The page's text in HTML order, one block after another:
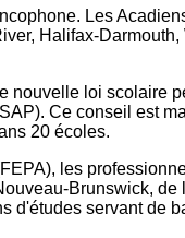
101
Littératie
numérique
Les
Halifax-
nouvelle loi scolaire
Ce conseil est
20 écoles.
les
Brunswick,
d'études servant de